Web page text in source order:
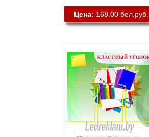
Цена: 168.00 бел.руб.